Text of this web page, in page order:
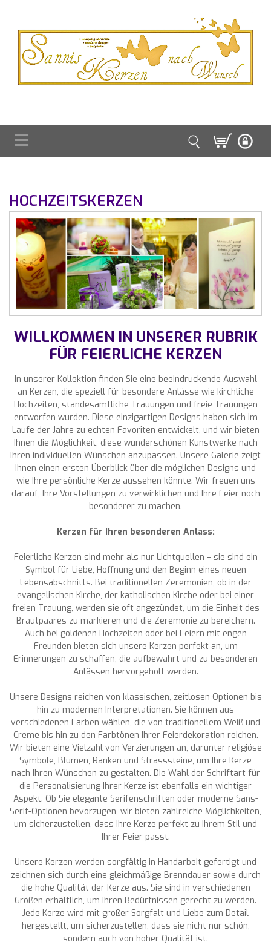
HOCHZEITSKERZEN
WILLKOMMEN IN UNSERER RUBRIK
FÜR FEIERLICHE KERZEN
In unserer Kollektion finden Sie eine beeindruckende Auswahl
an Kerzen, die speziell für besondere Anlässe wie kirchliche
Hochzeiten, standesamtliche Trauungen und freie Trauungen
entworfen wurden. Diese einzigartigen Designs haben sich im
Laufe der Jahre zu echten Favoriten entwickelt, und wir bieten
Ihnen die Möglichkeit, diese wunderschönen Kunstwerke nach
Ihren individuellen Wünschen anzupassen. Unsere Galerie zeigt
Ihnen einen ersten Überblick über die möglichen Designs und
wie Ihre persönliche Kerze aussehen könnte. Wir freuen uns
darauf, Ihre Vorstellungen zu verwirklichen und Ihre Feier noch
besonderer zu machen.
Kerzen für Ihren besonderen Anlass:
Feierliche Kerzen sind mehr als nur Lichtquellen – sie sind ein
Symbol für Liebe, Hoffnung und den Beginn eines neuen
Lebensabschnitts. Bei traditionellen Zeremonien, ob in der
evangelischen Kirche, der katholischen Kirche oder bei einer
freien Trauung, werden sie oft angezündet, um die Einheit des
Brautpaares zu markieren und die Zeremonie zu bereichern.
Auch bei goldenen Hochzeiten oder bei Feiern mit engen
Freunden bieten sich unsere Kerzen perfekt an, um
Erinnerungen zu schaffen, die aufbewahrt und zu besonderen
Anlässen hervorgeholt werden.
Unsere Designs reichen von klassischen, zeitlosen Optionen bis
hin zu modernen Interpretationen. Sie können aus
verschiedenen Farben wählen, die von traditionellem Weiß und
Creme bis hin zu den Farbtönen Ihrer Feierdekoration reichen.
Wir bieten eine Vielzahl von Verzierungen an, darunter religiöse
Symbole, Blumen, Ranken und Strasssteine, um Ihre Kerze
nach Ihren Wünschen zu gestalten. Die Wahl der Schriftart für
die Personalisierung Ihrer Kerze ist ebenfalls ein wichtiger
Aspekt. Ob Sie elegante Serifenschriften oder moderne Sans-
Serif-Optionen bevorzugen, wir bieten zahlreiche Möglichkeiten,
um sicherzustellen, dass Ihre Kerze perfekt zu Ihrem Stil und
Ihrer Feier passt.
Unsere Kerzen werden sorgfältig in Handarbeit gefertigt und
zeichnen sich durch eine gleichmäßige Brenndauer sowie durch
die hohe Qualität der Kerze aus. Sie sind in verschiedenen
Größen erhältlich, um Ihren Bedürfnissen gerecht zu werden.
Jede Kerze wird mit großer Sorgfalt und Liebe zum Detail
hergestellt, um sicherzustellen, dass sie nicht nur schön,
sondern auch von hoher Qualität ist.